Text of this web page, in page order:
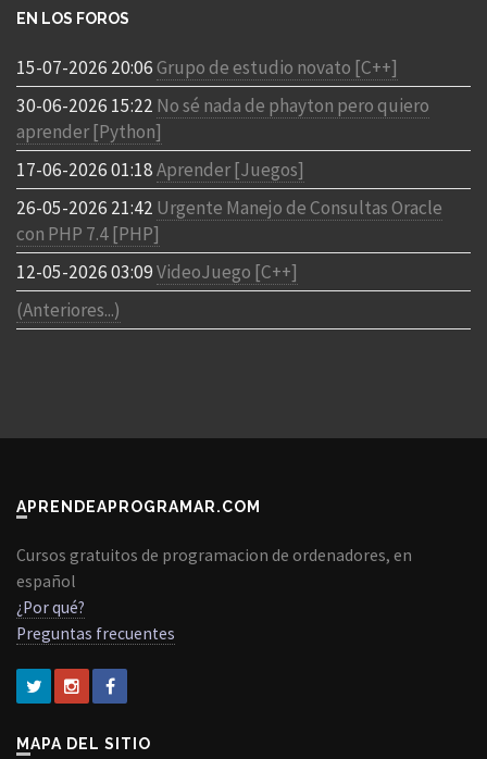
EN LOS FOROS
15-07-2026 20:06Grupo de estudio novato [C++]
30-06-2026 15:22 No sé nada de phayton pero quiero
aprender [Python]
17-06-2026 01:18Aprender [Juegos]
26-05-2026 21:42 Urgente Manejo de Consultas Oracle
con PHP 7.4 [PHP]
12-05-2026 03:09VideoJuego [C++]
(Anteriores...)
APRENDEAPROGRAMAR.COM
Cursos gratuitos de programacion de ordenadores, en
español
¿Por qué?
Preguntas frecuentes
MAPA DEL SITIO